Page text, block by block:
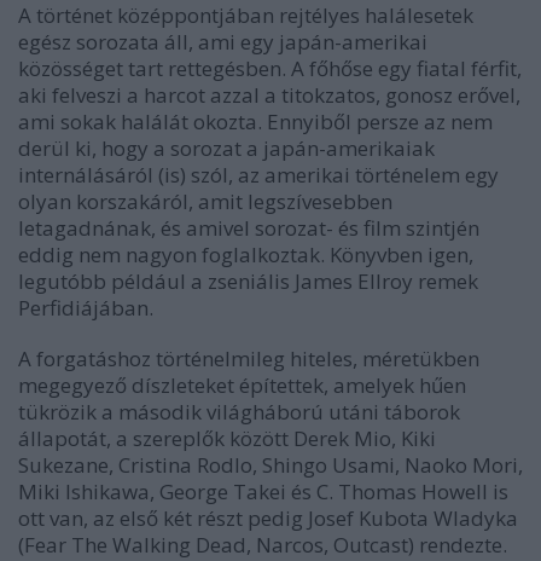
A történet középpontjában rejtélyes halálesetek
egész sorozata áll, ami egy japán-amerikai
közösséget tart rettegésben. A főhőse egy fiatal férfit,
aki felveszi a harcot azzal a titokzatos, gonosz erővel,
ami sokak halálát okozta. Ennyiből persze az nem
derül ki, hogy a sorozat a japán-amerikaiak
internálásáról (is) szól, az amerikai történelem egy
olyan korszakáról, amit legszívesebben
letagadnának, és amivel sorozat- és film szintjén
eddig nem nagyon foglalkoztak. Könyvben igen,
legutóbb például a zseniális James Ellroy remek
Perfidiájában.
A forgatáshoz történelmileg hiteles, méretükben
megegyező díszleteket építettek, amelyek hűen
tükrözik a második világháború utáni táborok
állapotát, a szereplők között Derek Mio, Kiki
Sukezane, Cristina Rodlo, Shingo Usami, Naoko Mori,
Miki Ishikawa, George Takei és C. Thomas Howell is
ott van, az első két részt pedig Josef Kubota Wladyka
(Fear The Walking Dead, Narcos, Outcast) rendezte.